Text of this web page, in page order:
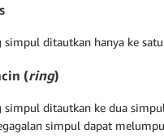
simpul ditautkan hanya ke
(ring)
simpul ditautkan ke dua
simpul dapat